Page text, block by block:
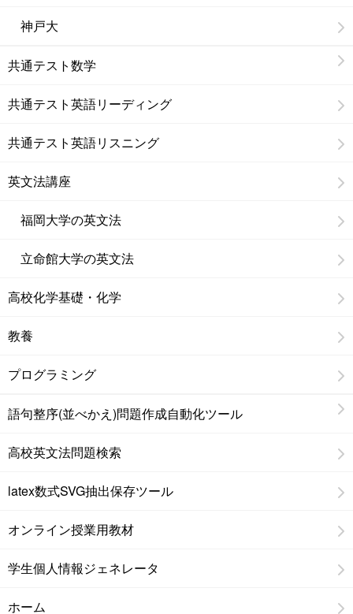
神戸大
共通テスト数学
共通テスト英語リーディング
共通テスト英語リスニング
英文法講座
福岡大学の英文法
立命館大学の英文法
高校化学基礎・化学
教養
プログラミング
語句整序(並べかえ)問題作成自動化ツール
高校英文法問題検索
latex数式SVG抽出保存ツール
オンライン授業用教材
学生個人情報ジェネレータ
ホーム